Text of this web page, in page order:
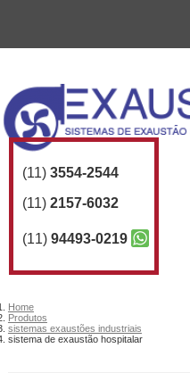
(11) 3554-2544
(11) 2157-6032
(11) 94493-0219
Home
Produtos
sistemas exaustões industriais
sistema de exaustão hospitalar